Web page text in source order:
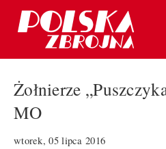
Żołnierze
MO
wtorek, 05 lipca 2016